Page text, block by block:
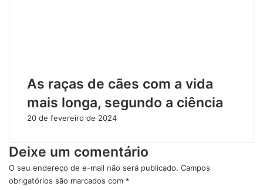
As raças de cães com a vida
mais longa, segundo a ciência
20 de fevereiro de 2024
Deixe um comentário
O seu endereço de e-mail não será publicado. Campos
obrigatórios são marcados com *